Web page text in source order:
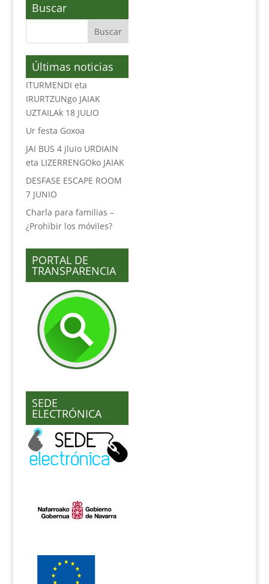
Buscar
Últimas noticias
ITURMENDI eta
IRURTZUNgo JAIAK
UZTAILAk 18 JULIO
Ur festa Goxoa
JAI BUS 4 jluio URDIAIN
eta LIZERRENGOko JAIAK
DESFASE ESCAPE ROOM
7 JUNIO
Charla para familias –
¿Prohibir los móviles?
PORTAL DE
TRANSPARENCIA
SEDE
ELECTRÓNICA